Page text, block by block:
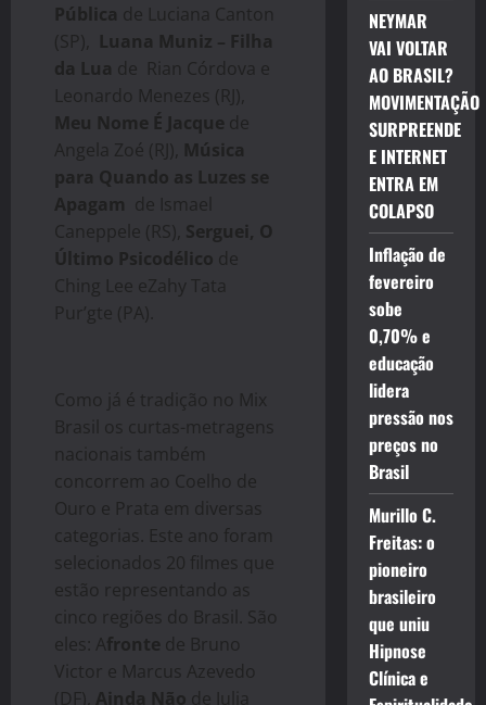
Pública de Luciana Canton
(SP), Luana Muniz – Filha
da Lua de Rian Córdova e
Leonardo Menezes (RJ),
Meu Nome É Jacque de
Angela Zoé (RJ), Música
para Quando as Luzes se
Apagam de Ismael
Caneppele (RS), Serguei, O
Último Psicodélico de
Ching Lee eZahy Tata
Pur’gte (PA).
Como já é tradição no Mix
Brasil os curtas-metragens
nacionais também
concorrem ao Coelho de
Ouro e Prata em diversas
categorias. Este ano foram
selecionados 20 filmes que
estão representando as
cinco regiões do Brasil. São
eles: Afronte de Bruno
Victor e Marcus Azevedo
(DF), Ainda Não de Julia
NEYMAR
VAI VOLTAR
AO BRASIL?
MOVIMENTAÇÃO
SURPREENDE
E INTERNET
ENTRA EM
COLAPSO
Inflação de
fevereiro
sobe
0,70% e
educação
lidera
pressão nos
preços no
Brasil
Murillo C.
Freitas: o
pioneiro
brasileiro
que uniu
Hipnose
Clínica e